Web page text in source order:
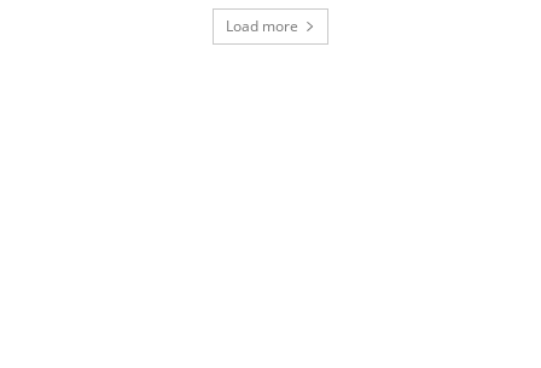
Load more